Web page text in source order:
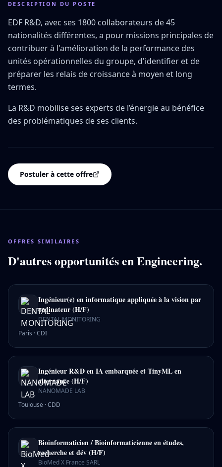
DESCRIPTION DU POSTE
EDF R&D, avec ses 1800 collaborateurs de 45
nationalités différentes, a pour missions principales de
contribuer à l'amélioration de la performance des
unités opérationnelles du groupe, d'identifier et de
préparer les relais de croissance à moyen et long
termes.
La R&D mobilise ses experts de l’énergie au bénéfice
des problématiques de ses clients.
Postuler à cette offre
OFFRES SIMILAIRES
D'autres opportunités enEngineering.
Ingénieur(e) en informatique appliquée à la vision par
ordinateur (H/F)
DENTAL MONITORING
Paris ·CDI
Ingénieur R&D en IA embarquée et TinyML en
alternance (H/F)
NANOMADE LAB
Toulouse ·CDD
Bioinformaticien / Bioinformaticienne en études,
recherche et dév (H/F)
BioMed X France SARL